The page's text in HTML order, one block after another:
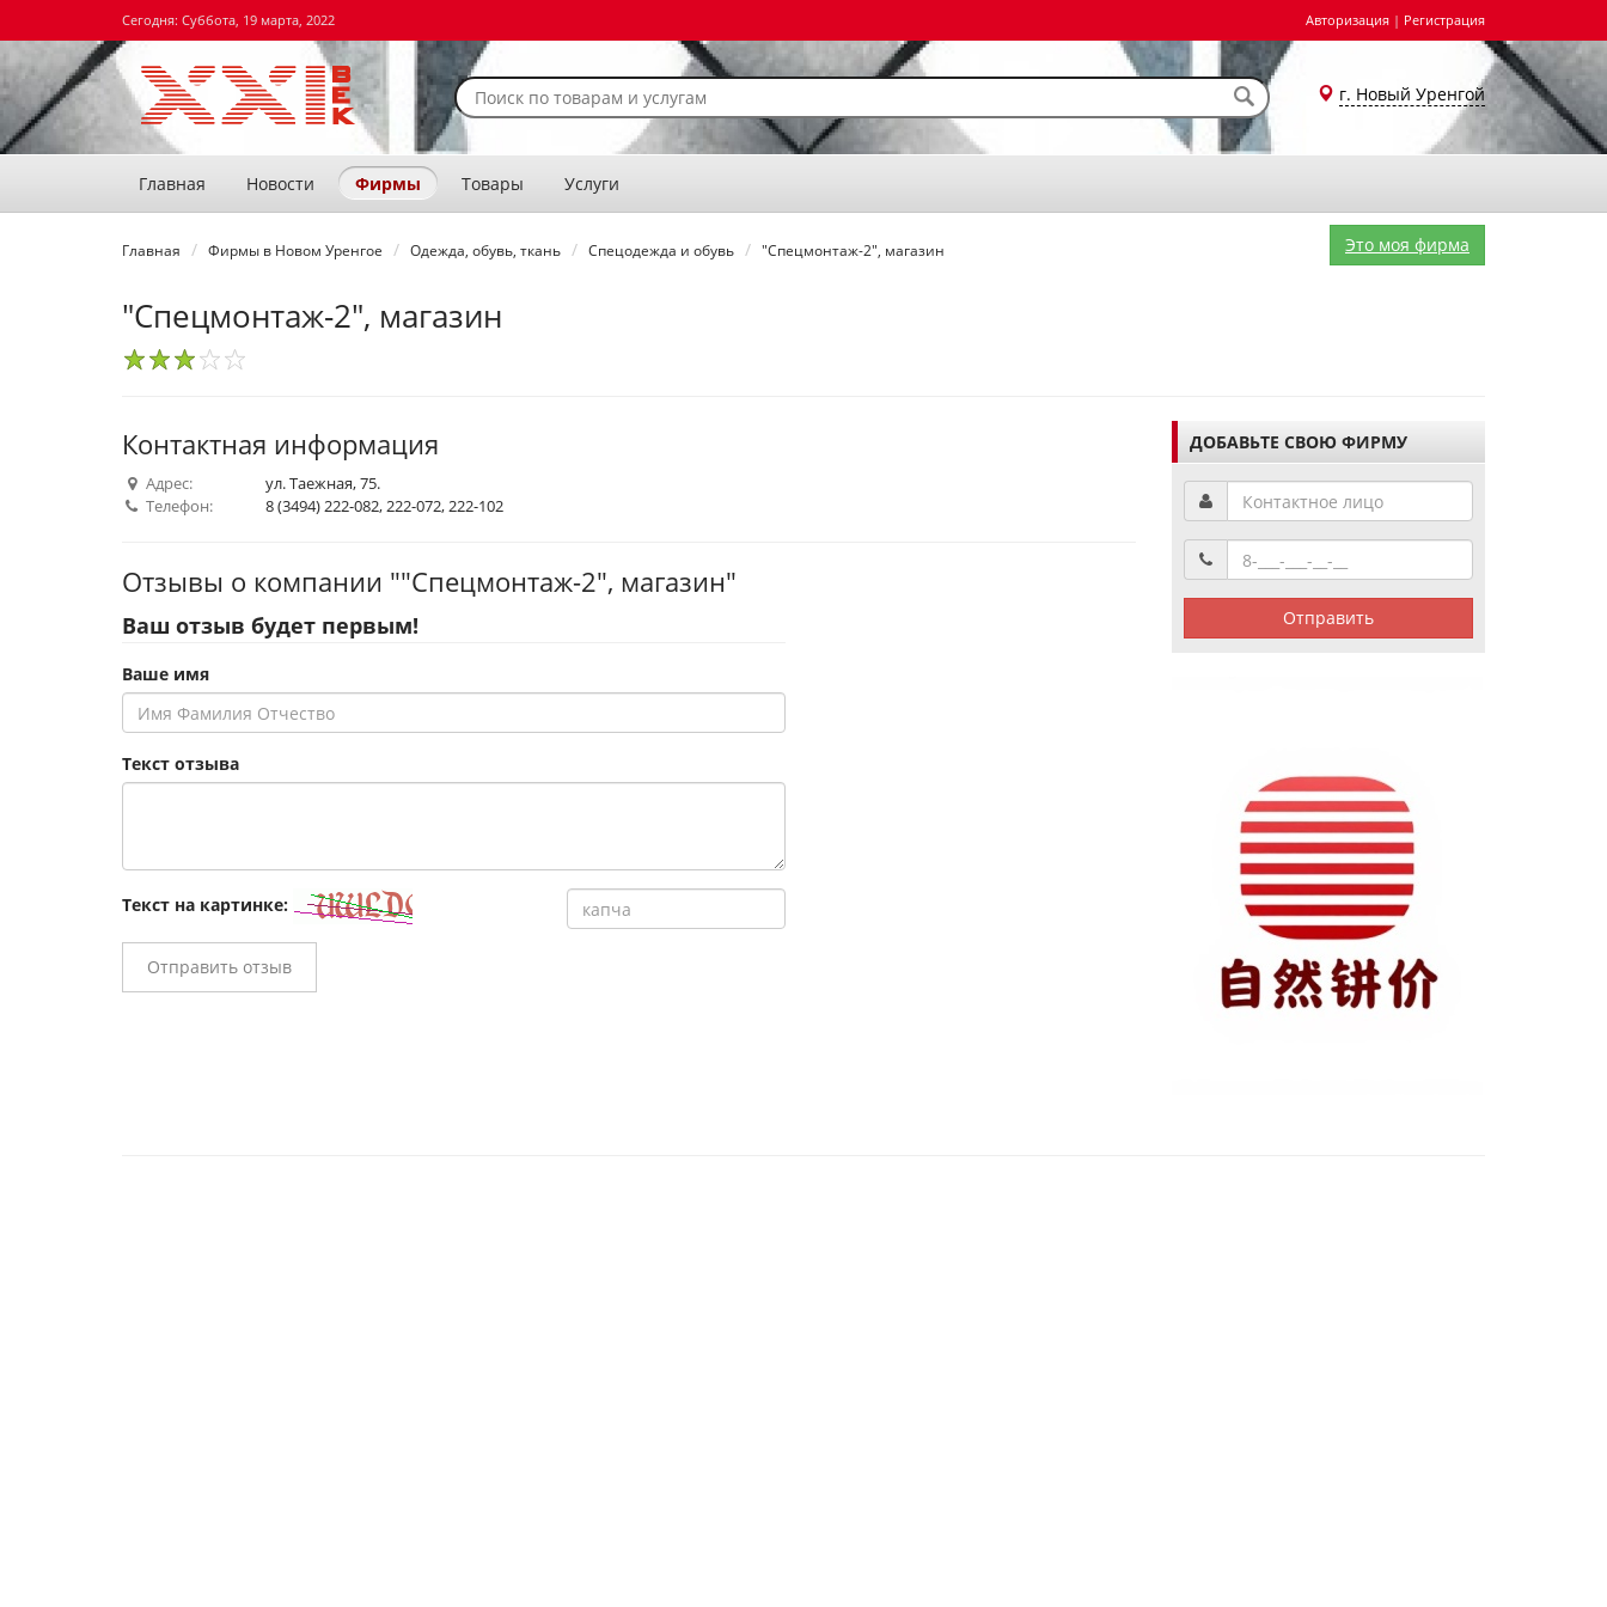
Сегодня: Суббота, 19 марта, 2022 Авторизация | Регистрация
г. Новый Уренгой
Главная Новости Фирмы Товары Услуги
Это моя фирма
Главная Фирмы в Новом Уренгое Одежда, обувь, ткань Спецодежда и обувь "Спецмонтаж-2", магазин
"Спецмонтаж-2", магазин
Контактная информация
Адрес:
ул. Таежная, 75.
Телефон:
8 (3494) 222-082, 222-072, 222-102
Отзывы о компании ""Спецмонтаж-2", магазин"
Ваш отзыв будет первым!
Ваше имя
Текст отзыва
Текст на картинке:
Отправить отзыв
ДОБАВЬТЕ СВОЮ ФИРМУ
Отправить